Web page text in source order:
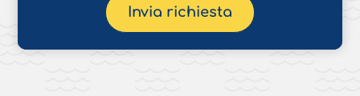
Invia richiesta